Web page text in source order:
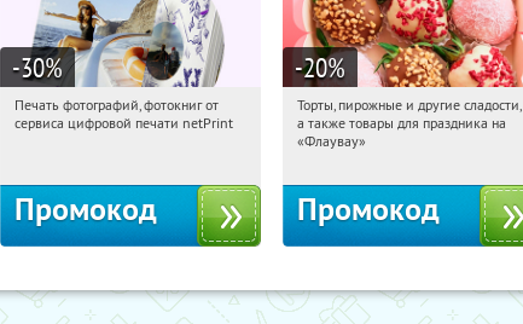
-30%
01:31:55 Получили:
Печать фотографий, фотокниг от
сервиса цифровой печати netPrint
Промокод
-20%
01:31:55 Получили:
Россия
Торты, пирожные и другие сладости,
а также товары для праздника на
«Флаувау»
Промокод